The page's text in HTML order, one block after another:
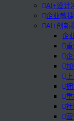
AI+设计
企业敏
AI+创新
企